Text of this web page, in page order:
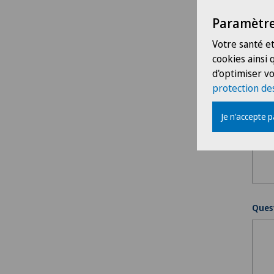
Votre santé
cookies ainsi
d'optimiser
protection
Je n'accepte